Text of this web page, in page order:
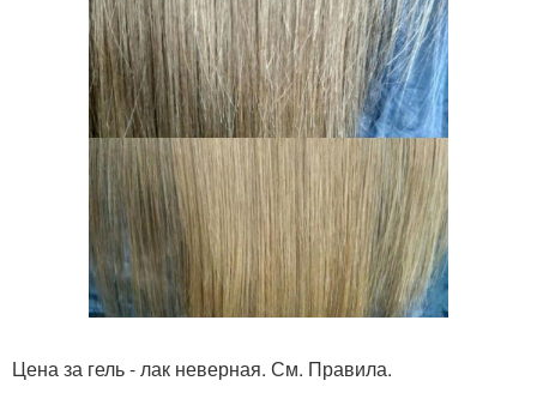
Цена за гель - лак неверная. См. Правила.